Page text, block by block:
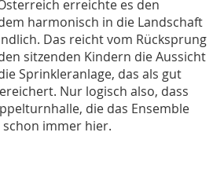
erreichte es den
harmonisch in die Landschaft
Das reicht vom Rücksprung
sitzenden Kindern die Aussicht
Sprinkleranlage, das als gut
Nur logisch also, dass
die das Ensemble
immer hier.